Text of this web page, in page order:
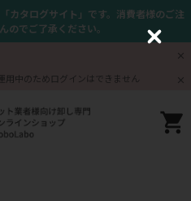
カタログサイト」です。消費者様のご注
のでご了承ください。
用中のためログインはできません
C